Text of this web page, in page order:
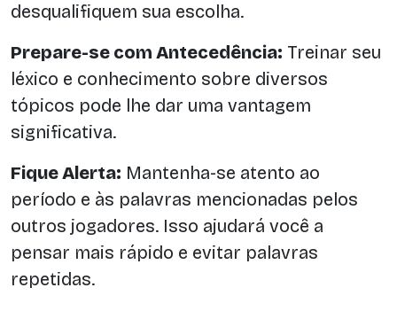
desqualifiquem sua escolha.
Prepare-se com Antecedência: Treinar seu
léxico e conhecimento sobre diversos
tópicos pode lhe dar uma vantagem
significativa.
Fique Alerta: Mantenha-se atento ao
período e às palavras mencionadas pelos
outros jogadores. Isso ajudará você a
pensar mais rápido e evitar palavras
repetidas.